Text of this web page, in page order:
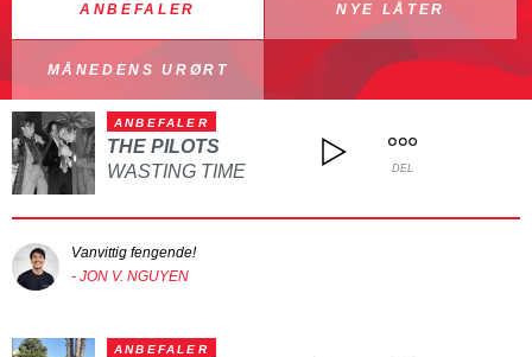
ANBEFALER NYE LÅTER
MÅNEDENS URØRT
ANBEFALER
THE PILOTS
WASTING TIME
DEL
Vanvittig fengende!
- JON V. NGUYEN
ANBEFALER